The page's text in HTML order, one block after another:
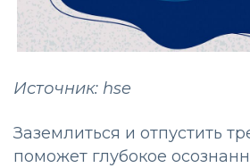
Источник: hse
Заземлиться и отпустить
поможет глубокое